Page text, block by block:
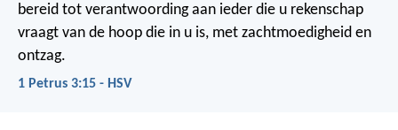
bereid tot verantwoording aan ieder die u rekenschap
vraagt van de hoop die in u is, met zachtmoedigheid en
ontzag.
1 Petrus 3:15 - HSV